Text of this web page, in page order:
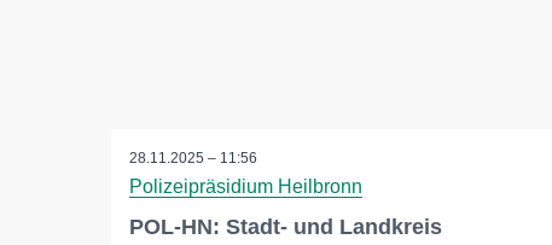
28.11.2025 – 11:56
Polizeipräsidium Heilbronn
POL-HN: Stadt- und Landkreis